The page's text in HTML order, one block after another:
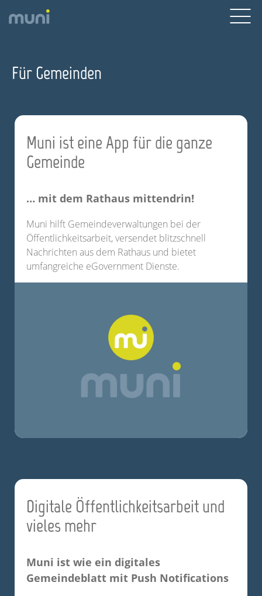
Für Gemeinden
Muni ist eine App für die ganze
Gemeinde
… mit dem Rathaus mittendrin!
Muni hilft Gemeindeverwaltungen bei der
Öffentlichkeitsarbeit, versendet blitzschnell
Nachrichten aus dem Rathaus und bietet
umfangreiche eGovernment Dienste.
Digitale Öffentlichkeitsarbeit und
vieles mehr
Muni ist wie ein digitales
Gemeindeblatt mit Push Notifications